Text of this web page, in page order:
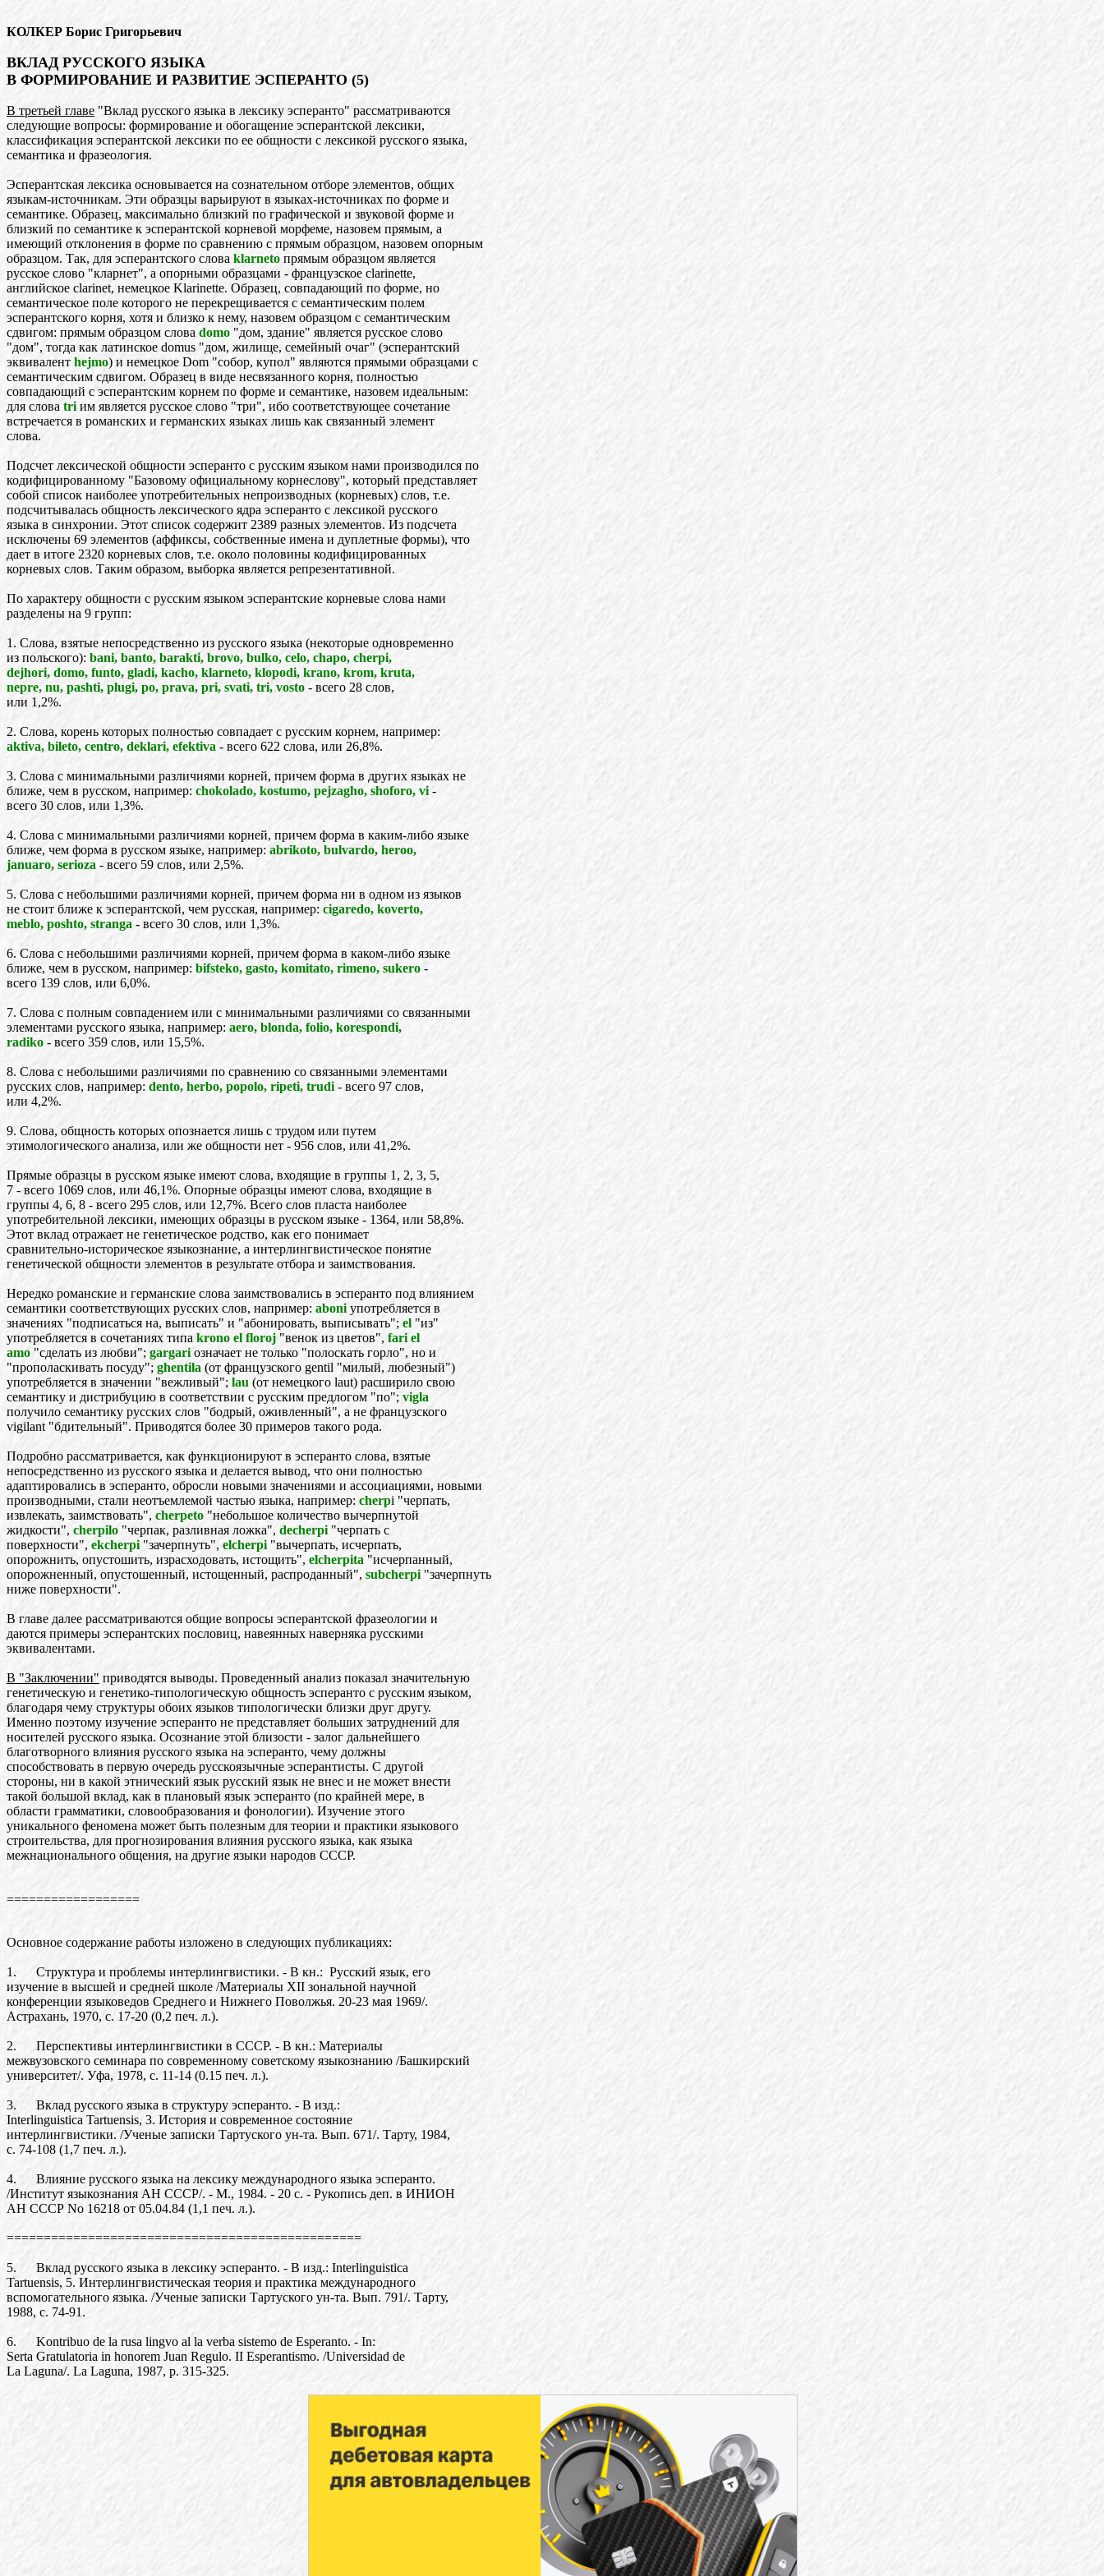
КОЛКЕР Борис Григорьевич
ВКЛАД РУССКОГО ЯЗЫКА
В ФОРМИРОВАНИЕ И РАЗВИТИЕ ЭСПЕРАНТО (5)
В третьей главе "Вклад русского языка в лексику эсперанто" рассматриваются
следующие вопросы: формирование и обогащение эсперантской лексики,
классификация эсперантской лексики по ее общности с лексикой русского языка,
семантика и фразеология.
Эсперантская лексика основывается на сознательном отборе элементов, общих
языкам-источникам. Эти образцы варьируют в языках-источниках по форме и
семантике. Образец, максимально близкий по графической и звуковой форме и
близкий по семантике к эсперантской корневой морфеме, назовем прямым, а
имеющий отклонения в форме по сравнению с прямым образцом, назовем опорным
образцом. Так, для эсперантского слова klarneto прямым образцом является
русское слово "кларнет", а опорными образцами - французское clarinette,
английское clarinet, немецкое Klarinette. Образец, совпадающий по форме, но
семантическое поле которого не перекрещивается с семантическим полем
эсперантского корня, хотя и близко к нему, назовем образцом с семантическим
сдвигом: прямым образцом слова domo "дом, здание" является русское слово
"дом", тогда как латинское domus "дом, жилище, семейный очаг" (эсперантский
эквивалент hejmo) и немецкое Dom "собор, купол" являются прямыми образцами с
семантическим сдвигом. Образец в виде несвязанного корня, полностью
совпадающий с эсперантским корнем по форме и семантике, назовем идеальным:
для слова tri им является русское слово "три", ибо соответствующее сочетание
встречается в романских и германских языках лишь как связанный элемент
слова.
Подсчет лексической общности эсперанто с русским языком нами производился по
кодифицированному "Базовому официальному корнеслову", который представляет
собой список наиболее употребительных непроизводных (корневых) слов, т.е.
подсчитывалась общность лексического ядра эсперанто с лексикой русского
языка в синхронии. Этот список содержит 2389 разных элементов. Из подсчета
исключены 69 элементов (аффиксы, собственные имена и дуплетные формы), что
дает в итоге 2320 корневых слов, т.е. около половины кодифицированных
корневых слов. Таким образом, выборка является репрезентативной.
По характеру общности с русским языком эсперантские корневые слова нами
разделены на 9 групп:
1. Слова, взятые непосредственно из русского языка (некоторые одновременно
из польского): bani, banto, barakti, brovo, bulko, celo, chapo, cherpi,
dejhori, domo, funto, gladi, kacho, klarneto, klopodi, krano, krom, kruta,
nepre, nu, pashti, plugi, po, prava, pri, svati, tri, vosto - всего 28 слов,
или 1,2%.
2. Слова, корень которых полностью совпадает с русским корнем, например:
aktiva, bileto, centro, deklari, efektiva - всего 622 слова, или 26,8%.
3. Слова с минимальными различиями корней, причем форма в других языках не
ближе, чем в русском, например: chokolado, kostumo, pejzagho, shoforo, vi -
всего 30 слов, или 1,3%.
4. Слова с минимальными различиями корней, причем форма в каким-либо языке
ближе, чем форма в русском языке, например: abrikoto, bulvardo, heroo,
januaro, serioza - всего 59 слов, или 2,5%.
5. Слова с небольшими различиями корней, причем форма ни в одном из языков
не стоит ближе к эсперантской, чем русская, например: cigaredo, koverto,
meblo, poshto, stranga - всего 30 слов, или 1,3%.
6. Слова с небольшими различиями корней, причем форма в каком-либо языке
ближе, чем в русском, например: bifsteko, gasto, komitato, rimeno, sukero -
всего 139 слов, или 6,0%.
7. Слова с полным совпадением или с минимальными различиями со связанными
элементами русского языка, например: aero, blonda, folio, korespondi,
radiko - всего 359 слов, или 15,5%.
8. Слова с небольшими различиями по сравнению со связанными элементами
русских слов, например: dento, herbo, popolo, ripeti, trudi - всего 97 слов,
или 4,2%.
9. Слова, общность которых опознается лишь с трудом или путем
этимологического анализа, или же общности нет - 956 слов, или 41,2%.
Прямые образцы в русском языке имеют слова, входящие в группы 1, 2, 3, 5,
7 - всего 1069 слов, или 46,1%. Опорные образцы имеют слова, входящие в
группы 4, 6, 8 - всего 295 слов, или 12,7%. Всего слов пласта наиболее
употребительной лексики, имеющих образцы в русском языке - 1364, или 58,8%.
Этот вклад отражает не генетическое родство, как его понимает
сравнительно-историческое языкознание, а интерлингвистическое понятие
генетической общности элементов в результате отбора и заимствования.
Нередко романские и германские слова заимствовались в эсперанто под влиянием
семантики соответствующих русских слов, например: aboni употребляется в
значениях "подписаться на, выписать" и "абонировать, выписывать"; el "из"
употребляется в сочетаниях типа krono el floroj "венок из цветов", fari el
amo "сделать из любви"; gargari означает не только "полоскать горло", но и
"прополаскивать посуду"; ghentila (от французского gentil "милый, любезный")
употребляется в значении "вежливый"; lau (от немецкого laut) расширило свою
семантику и дистрибуцию в соответствии с русским предлогом "по"; vigla
получило семантику русских слов "бодрый, оживленный", а не французского
vigilant "бдительный". Приводятся более 30 примеров такого рода.
Подробно рассматривается, как функционируют в эсперанто слова, взятые
непосредственно из русского языка и делается вывод, что они полностью
адаптировались в эсперанто, обросли новыми значениями и ассоциациями, новыми
производными, стали неотъемлемой частью языка, например: cherpi "черпать,
извлекать, заимствовать", cherpeto "небольшое количество вычерпнутой
жидкости", cherpilo "черпак, разливная ложка", decherpi "черпать с
поверхности", ekcherpi "зачерпнуть", elcherpi "вычерпать, исчерпать,
опорожнить, опустошить, израсходовать, истощить", elcherpita "исчерпанный,
опорожненный, опустошенный, истощенный, распроданный", subcherpi "зачерпнуть
ниже поверхности".
В главе далее рассматриваются общие вопросы эсперантской фразеологии и
даются примеры эсперантских пословиц, навеянных наверняка русскими
эквивалентами.
В "Заключении" приводятся выводы. Проведенный анализ показал значительную
генетическую и генетико-типологическую общность эсперанто с русским языком,
благодаря чему структуры обоих языков типологически близки друг другу.
Именно поэтому изучение эсперанто не представляет больших затруднений для
носителей русского языка. Осознание этой близости - залог дальнейшего
благотворного влияния русского языка на эсперанто, чему должны
способствовать в первую очередь русскоязычные эсперантисты. С другой
стороны, ни в какой этнический язык русский язык не внес и не может внести
такой большой вклад, как в плановый язык эсперанто (по крайней мере, в
области грамматики, словообразования и фонологии). Изучение этого
уникального феномена может быть полезным для теории и практики языкового
строительства, для прогнозирования влияния русского языка, как языка
межнационального общения, на другие языки народов СССР.
==================
Основное содержание работы изложено в следующих публикациях:
1. Структура и проблемы интерлингвистики. - В кн.: Русский язык, его
изучение в высшей и средней школе /Материалы XII зональной научной
конференции языковедов Среднего и Нижнего Поволжья. 20-23 мая 1969/.
Астрахань, 1970, с. 17-20 (0,2 печ. л.).
2. Перспективы интерлингвистики в СССР. - В кн.: Материалы
межвузовского семинара по современному советскому языкознанию /Башкирский
университет/. Уфа, 1978, с. 11-14 (0.15 печ. л.).
3. Вклад русского языка в структуру эсперанто. - В изд.:
Interlinguistica Tartuensis, 3. История и современное состояние
интерлингвистики. /Ученые записки Тартуского ун-та. Вып. 671/. Тарту, 1984,
с. 74-108 (1,7 печ. л.).
4. Влияние русского языка на лексику международного языка эсперанто.
/Институт языкознания АН СССР/. - М., 1984. - 20 с. - Рукопись деп. в ИНИОН
АН СССР No 16218 от 05.04.84 (1,1 печ. л.).
================================================
5. Вклад русского языка в лексику эсперанто. - В изд.: Interlinguistica
Tartuensis, 5. Интерлингвистическая теория и практика международного
вспомогательного языка. /Ученые записки Тартуского ун-та. Вып. 791/. Тарту,
1988, с. 74-91.
6. Kontribuo de la rusa lingvo al la verba sistemo de Esperanto. - In:
Serta Gratulatoria in honorem Juan Regulo. II Esperantismo. /Universidad de
La Laguna/. La Laguna, 1987, p. 315-325.